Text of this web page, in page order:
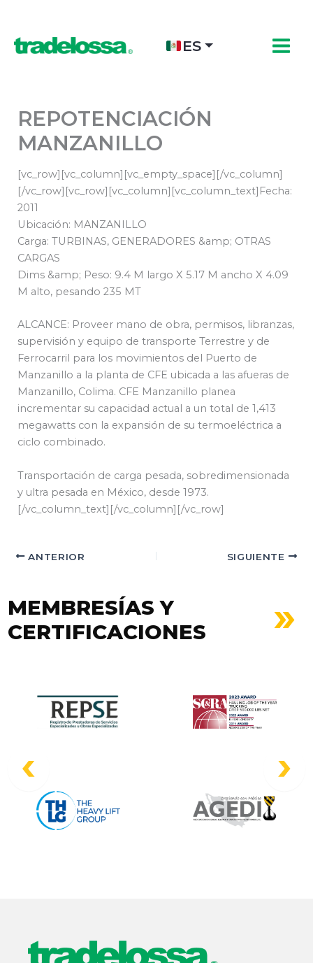
contenido
ES
REPOTENCIACIÓN
MANZANILLO
[vc_row][vc_column][vc_empty_space][/vc_column]
[/vc_row][vc_row][vc_column][vc_column_text]Fecha:
2011
Ubicación: MANZANILLO
Carga: TURBINAS, GENERADORES &amp; OTRAS
CARGAS
Dims &amp; Peso: 9.4 M largo X 5.17 M ancho X 4.09
M alto, pesando 235 MT
ALCANCE: Proveer mano de obra, permisos, libranzas,
supervisión y equipo de transporte Terrestre y de
Ferrocarril para los movimientos del Puerto de
Manzanillo a la planta de CFE ubicada a las afueras de
Manzanillo, Colima. CFE Manzanillo planea
incrementar su capacidad actual a un total de 1,413
megawatts con la expansión de su termoeléctrica a
ciclo combinado.
Transportación de carga pesada, sobredimensionada
y ultra pesada en México, desde 1973.
[/vc_column_text][/vc_column][/vc_row]
ANTERIOR SIGUIENTE
MEMBRESÍAS Y
CERTIFICACIONES